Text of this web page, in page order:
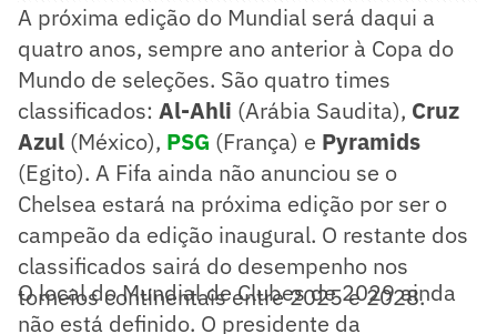
A próxima edição do Mundial será daqui a
quatro anos, sempre ano anterior à Copa do
Mundo de seleções. São quatro times
classificados: Al-Ahli (Arábia Saudita), Cruz
Azul (México), PSG (França) e Pyramids
(Egito). A Fifa ainda não anunciou se o
Chelsea estará na próxima edição por ser o
campeão da edição inaugural. O restante dos
classificados sairá do desempenho nos
torneios continentais entre 2025 e 2028.
O local do Mundial de Clubes de 2029 ainda
não está definido. O presidente da